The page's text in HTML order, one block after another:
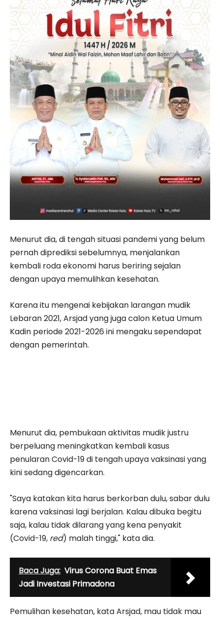
Menurut dia, di tengah situasi pandemi yang belum
pernah diprediksi sebelumnya, menjalankan
kembali roda ekonomi harus beriring sejalan
dengan upaya memulihkan kesehatan.
Karena itu mengenai kebijakan larangan mudik
Lebaran 2021, Arsjad yang juga calon Ketua Umum
Kadin periode 2021-2026 ini mengaku sependapat
dengan pemerintah.
Menurut dia, pembukaan aktivitas mudik justru
berpeluang meningkatkan kembali kasus
penularan Covid-19 di tengah upaya vaksinasi yang
kini sedang digencarkan.
"Saya katakan kita harus berkorban dulu, sabar dulu
karena vaksinasi lagi berjalan. Kalau dibuka begitu
saja, kalau tidak dilarang yang kena penyakit
(Covid-19, red) malah tinggi," kata dia.
Baca Juga: Virus Corona Buat Emas
Jadi Investasi Primadona
Pemulihan kesehatan, kata Arsjad, mau tidak mau